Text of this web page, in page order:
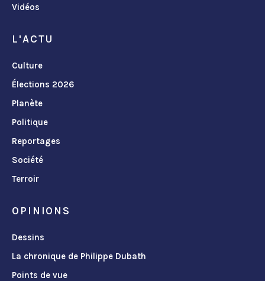
Vidéos
L'ACTU
Culture
Élections 2026
Planète
Politique
Reportages
Société
Terroir
OPINIONS
Dessins
La chronique de Philippe Dubath
Points de vue